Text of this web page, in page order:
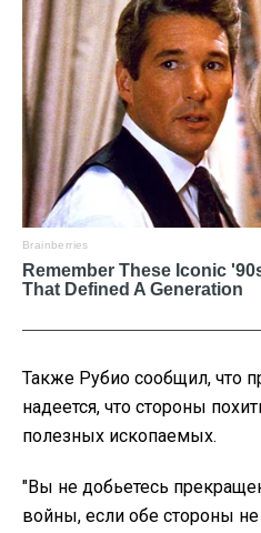
Также Рубио сообщил, что
надеется, что стороны
полезных ископаемых.
"Вы не добьетесь
войны, если обе стороны не